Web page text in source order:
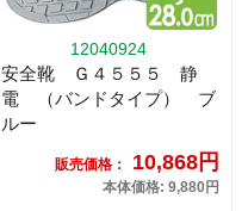
12040924
安全靴 Ｇ４５５５ 静
電 （バンドタイプ） ブ
ルー
販売価格： 10,868円
本体価格: 9,880円